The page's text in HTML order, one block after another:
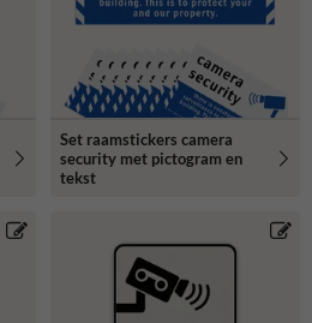
Set raamstickers camera
security met pictogram en
tekst